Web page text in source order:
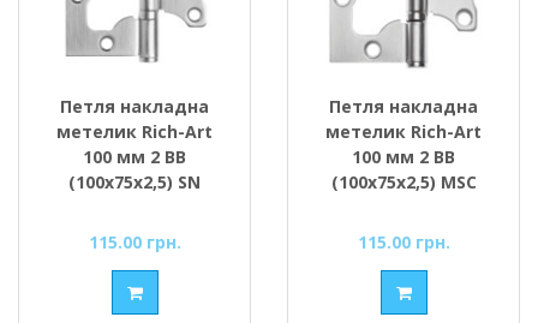
Петля накладна
метелик Rich-Art
100 мм 2 ВВ
(100х75х2,5) SN
115.00 грн.
Петля накладна
метелик Rich-Art
100 мм 2 ВВ
(100х75х2,5) MSC
115.00 грн.